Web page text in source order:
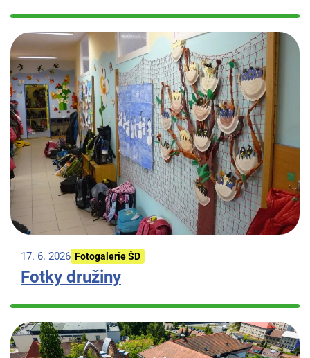
17. 6. 2026 Fotogalerie ŠD
Fotky družiny